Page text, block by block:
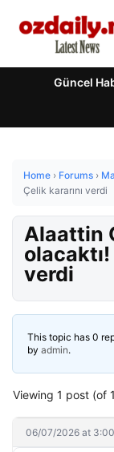
Güncel
Home › Forums ›
Çelik kararını verdi
Alaattin
verdi
This topic has 0
by admin.
Viewing 1 post (of
06/07/2026 at